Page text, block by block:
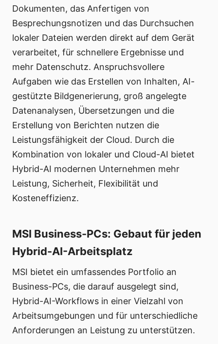
Dokumenten, das Anfertigen von
Besprechungsnotizen und das Durchsuchen
lokaler Dateien werden direkt auf dem Gerät
verarbeitet, für schnellere Ergebnisse und
mehr Datenschutz. Anspruchsvollere
Aufgaben wie das Erstellen von Inhalten, AI-
gestützte Bildgenerierung, groß angelegte
Datenanalysen, Übersetzungen und die
Erstellung von Berichten nutzen die
Leistungsfähigkeit der Cloud. Durch die
Kombination von lokaler und Cloud-AI bietet
Hybrid-AI modernen Unternehmen mehr
Leistung, Sicherheit, Flexibilität und
Kosteneffizienz.
MSI Business-PCs: Gebaut für jeden
Hybrid-AI-Arbeitsplatz
MSI bietet ein umfassendes Portfolio an
Business-PCs, die darauf ausgelegt sind,
Hybrid-AI-Workflows in einer Vielzahl von
Arbeitsumgebungen und für unterschiedliche
Anforderungen an Leistung zu unterstützen.